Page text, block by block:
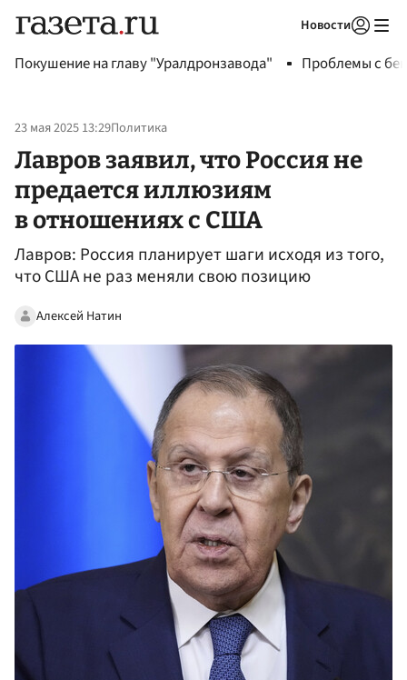
Новости
Покушение на главу "Уралдронзавода" Проблемы с
23 мая 2025 13:29Политика
Лавров заявил, что Россия не
предается иллюзиям
в отношениях с США
Лавров: Россия планирует шаги исходя из того,
что США не раз меняли свою позицию
Алексей Натин